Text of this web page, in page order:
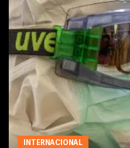
INTERNACIONAL